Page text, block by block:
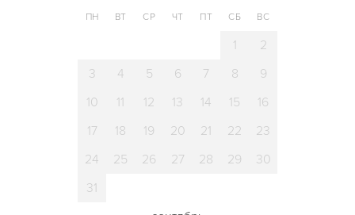
ПН ВТ СР ЧТ ПТ СБ ВС
1
2
3
4 5 6 7 8
9
10
11 12 13 14 15
16
17
18 19 20 21 22
23
24
25 26 27 28 29
30
31